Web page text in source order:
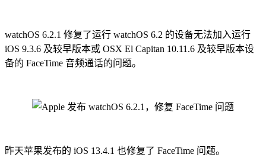
watchOS 6.2.1 修复了运行 watchOS 6.2 的设备无法加入运行
iOS 9.3.6 及较早版本或 OSX El Capitan 10.11.6 及较早版本设
备的 FaceTime 音频通话的问题。
昨天苹果发布的 iOS 13.4.1 也修复了 FaceTime 问题。